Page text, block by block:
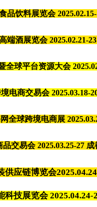
品饮料展览会
端酒展览会2025.02.21-23
全球平台资源大会
电商交易会 2025.03.18-
全球跨境电商展
品交易会2025.03.25-27
供应链博览会
科技展览会